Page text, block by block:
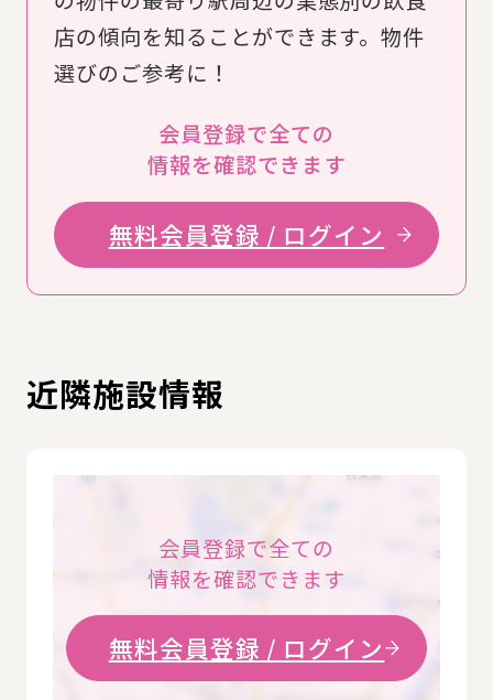
店の傾向を知ることができます。物件
選びのご参考に！
会員登録で全ての
情報を確認できます
無料会員登録 / ログイン
近隣施設情報
会員登録で全ての
情報を確認できます
無料会員登録 / ログイン